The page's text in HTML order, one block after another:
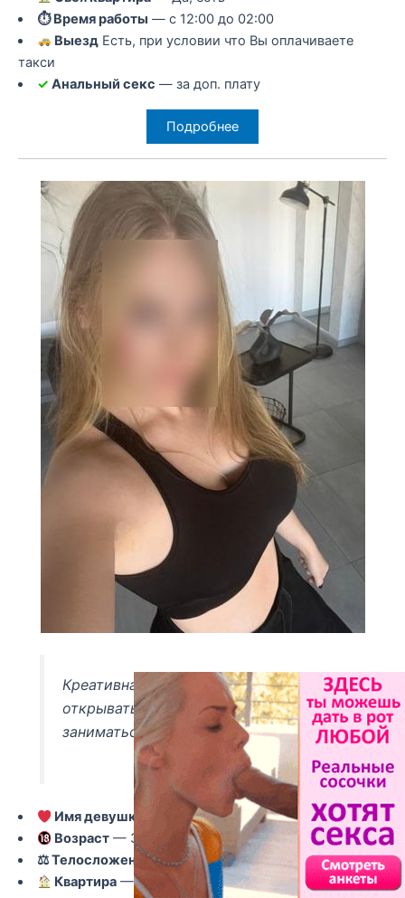
⏱ Время работы — с 12:00 до 02:00
Выезд Есть, при условии что Вы оплачиваете
такси
✓ Анальный секс — за доп. плату
Подробнее
Креативная и спортивная, обожаю
открывать для себя новое и
заниматься спортом.
Имя девушки
— Зоя
Возраст — 36
⚖ Телосложение— Обычное
Квартира — Есть